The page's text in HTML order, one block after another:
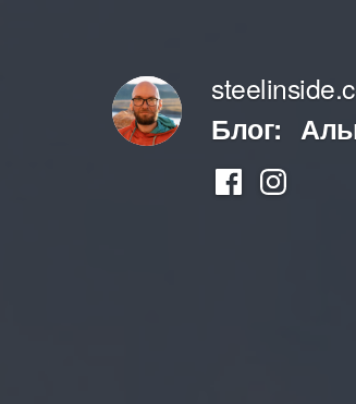
содержимому
Блог:
ФейсбукИнстаграм